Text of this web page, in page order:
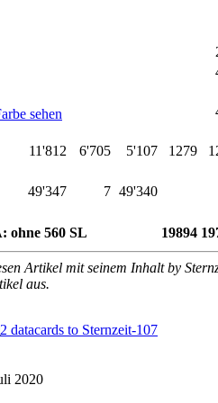
sehen
to Sternzeit-107
11'812
6'705 5'107 1279
49'347 7 49'340
ohne 560 SL 19894
Artikel mit seinem Inhalt by
aus.
2020